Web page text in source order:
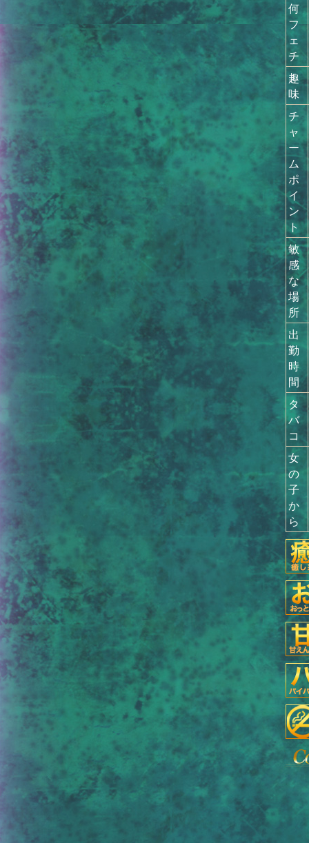
何
フ
ェ
チ
趣
味
チ
ャ
ー
ム
ポ
イ
ン
ト
敏
感
な
場
所
出
勤
時
間
タ
バ
コ
女
の
子
か
ら